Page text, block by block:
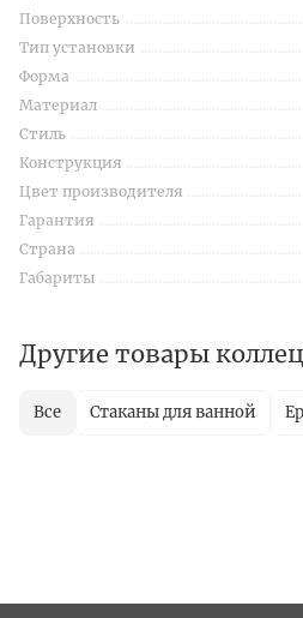
Поверхность
Тип установки
Форма
Материал
Стиль
Конструкция
Цвет производителя
Гарантия
Страна
Габариты
Другие товары
Все Стаканы для ванной